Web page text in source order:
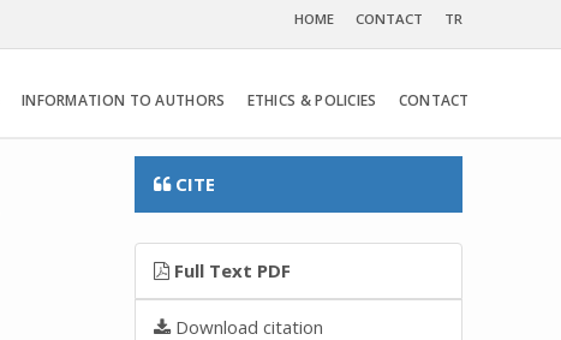
HOME CONTACT TR
INFORMATION TO AUTHORS ETHICS & POLICIES CONTACT
CITE
Full Text PDF
Download citation